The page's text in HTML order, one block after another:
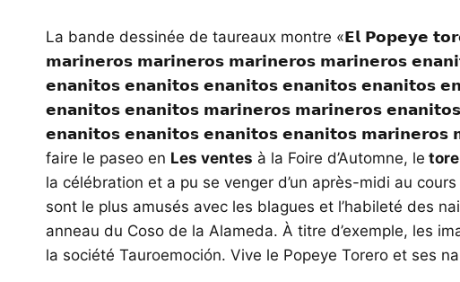
La bande dessinée de taureaux montre «𝗘𝗹 𝗣𝗼𝗽𝗲𝘆𝗲
𝗺𝗮𝗿𝗶𝗻𝗲𝗿𝗼𝘀 𝗺𝗮𝗿𝗶𝗻𝗲𝗿𝗼𝘀 𝗺𝗮𝗿𝗶𝗻𝗲𝗿𝗼𝘀 𝗺𝗮𝗿𝗶𝗻𝗲𝗿𝗼𝘀
𝗲𝗻𝗮𝗻𝗶𝘁𝗼𝘀 𝗲𝗻𝗮𝗻𝗶𝘁𝗼𝘀 𝗲𝗻𝗮𝗻𝗶𝘁𝗼𝘀 𝗲𝗻𝗮𝗻𝗶𝘁𝗼𝘀 𝗲𝗻𝗮𝗻𝗶𝘁𝗼𝘀
𝗲𝗻𝗮𝗻𝗶𝘁𝗼𝘀 𝗲𝗻𝗮𝗻𝗶𝘁𝗼𝘀 𝗺𝗮𝗿𝗶𝗻𝗲𝗿𝗼𝘀 𝗺𝗮𝗿𝗶𝗻𝗲𝗿𝗼𝘀
𝗲𝗻𝗮𝗻𝗶𝘁𝗼𝘀 𝗲𝗻𝗮𝗻𝗶𝘁𝗼𝘀 𝗲𝗻𝗮𝗻𝗶𝘁𝗼𝘀 𝗲𝗻𝗮𝗻𝗶𝘁𝗼𝘀 𝗺𝗮𝗿𝗶𝗻𝗲𝗿𝗼𝘀
faire le paseo en Les ventes à la Foire d’Automne, le
la célébration et a pu se venger d’un après-midi au
sont le plus amusés avec les blagues et l’habileté des
anneau du Coso de la Alameda. À titre d’exemple, les
la société Tauroemoción. Vive le Popeye Torero et ses